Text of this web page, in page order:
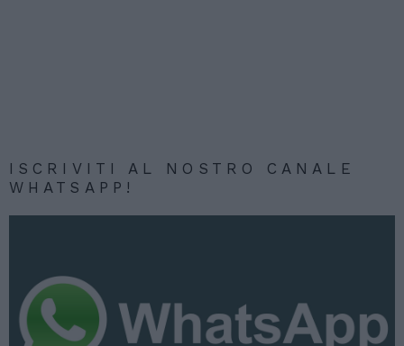
ISCRIVITI AL NOSTRO CANALE
WHATSAPP!